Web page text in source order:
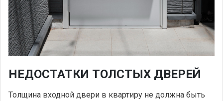
НЕДОСТАТКИ ТОЛСТЫХ ДВЕРЕЙ
Толщина входной двери в квартиру не должна быть